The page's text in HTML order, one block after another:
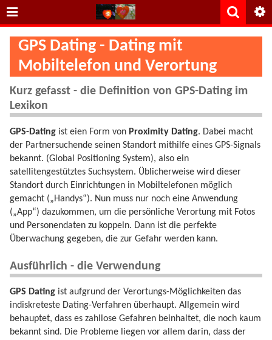
GPS Dating - Dating mit
Mobiltelefon und Verortung
Kurz gefasst - die Definition von GPS-Dating im
Lexikon
GPS-Dating ist eien Form von Proximity Dating. Dabei macht
der Partnersuchende seinen Standort mithilfe eines GPS-Signals
bekannt. (Global Positioning System), also ein
satellitengestütztes Suchsystem. Üblicherweise wird dieser
Standort durch Einrichtungen in Mobiltelefonen möglich
gemacht („Handys“). Nun muss nur noch eine Anwendung
(„App“) dazukommen, um die persönliche Verortung mit Fotos
und Personendaten zu koppeln. Dann ist die perfekte
Überwachung gegeben, die zur Gefahr werden kann.
Ausführlich - die Verwendung
GPS Dating ist aufgrund der Verortungs-Möglichkeiten das
indiskreteste Dating-Verfahren überhaupt. Allgemein wird
behauptet, dass es zahllose Gefahren beinhaltet, die noch kaum
bekannt sind. Die Probleme liegen vor allem darin, dass der